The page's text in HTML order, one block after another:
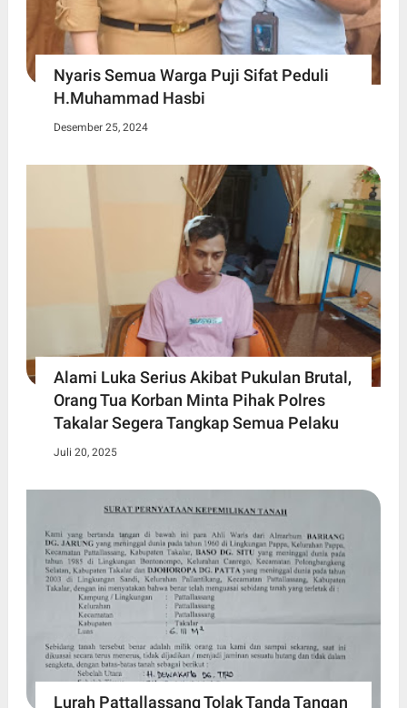
Nyaris Semua Warga Puji Sifat Peduli
H.Muhammad Hasbi
Desember 25, 2024
Alami Luka Serius Akibat Pukulan Brutal,
Orang Tua Korban Minta Pihak Polres
Takalar Segera Tangkap Semua Pelaku
Juli 20, 2025
Lurah Pattallassang Tolak Tanda Tangan